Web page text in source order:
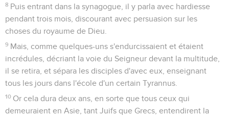
8 Puis entrant dans la synagogue, il y parla avec hardiesse
pendant trois mois, discourant avec persuasion sur les
choses du royaume de Dieu.
9 Mais, comme quelques-uns s'endurcissaient et étaient
incrédules, décriant la voie du Seigneur devant la multitude,
il se retira, et sépara les disciples d'avec eux, enseignant
tous les jours dans l'école d'un certain Tyrannus.
10 Or cela dura deux ans, en sorte que tous ceux qui
demeuraient en Asie, tant Juifs que Grecs, entendirent la